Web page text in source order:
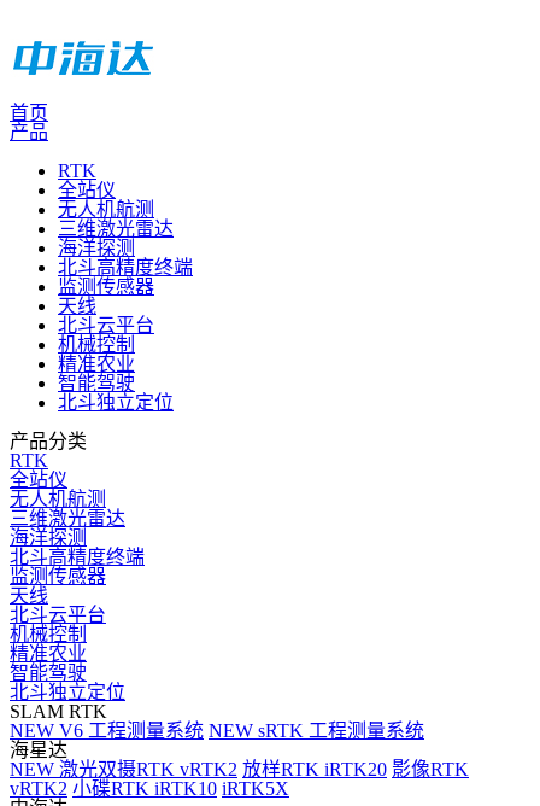
首页
产品
RTK
全站仪
无人机航测
三维激光雷达
海洋探测
北斗高精度终端
监测传感器
天线
北斗云平台
机械控制
精准农业
智能驾驶
北斗独立定位
产品分类
RTK
全站仪
无人机航测
三维激光雷达
海洋探测
北斗高精度终端
监测传感器
天线
北斗云平台
机械控制
精准农业
智能驾驶
北斗独立定位
SLAM RTK
NEW V6 工程测量系统 NEW sRTK 工程测量系统
海星达
NEW 激光双摄RTK vRTK2 放样RTK iRTK20 影像RTK
vRTK2 小碟RTK iRTK10 iRTK5X